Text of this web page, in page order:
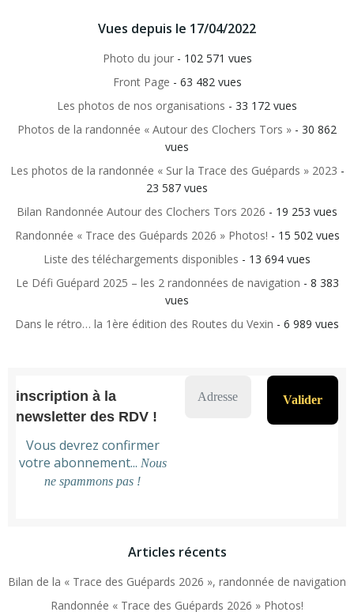
Vues depuis le 17/04/2022
Photo du jour- 102 571 vues
Front Page - 63 482 vues
Les photos de nos organisations - 33 172 vues
Photos de la randonnée « Autour des Clochers Tors » - 30 862
vues
Les photos de la randonnée « Sur la Trace des Guépards » 2023 -
23 587 vues
Bilan Randonnée Autour des Clochers Tors 2026 - 19 253 vues
Randonnée « Trace des Guépards 2026 » Photos! - 15 502 vues
Liste des téléchargements disponibles - 13 694 vues
Le Défi Guépard 2025 – les 2 randonnées de navigation - 8 383
vues
Dans le rétro… la 1ère édition des Routes du Vexin - 6 989 vues
inscription à la
newsletter des RDV !
Vous devrez confirmer
votre abonnement... Nous
ne spammons pas !
Articles récents
Bilan de la « Trace des Guépards 2026 », randonnée de navigation
Randonnée « Trace des Guépards 2026 » Photos!